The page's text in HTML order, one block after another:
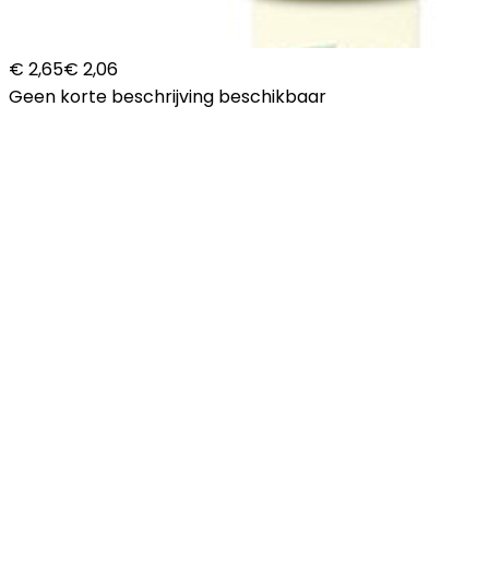
€ 2,65€ 2,06
Geen korte beschrijving beschikbaar